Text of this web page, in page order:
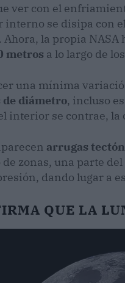
ver con el
interno se disipa con
la propia NASA
metros a lo largo de
una mínima
diámetro, incluso
interior se contrae,
arrugas
zonas, una parte
dando lugar a
QUE LA